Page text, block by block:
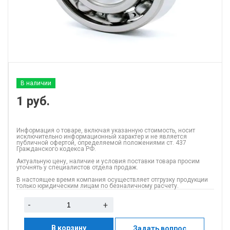
В наличии
1 руб.
Информация о товаре, включая указанную стоимость, носит
исключительно информационный характер и не является
публичной офертой, определяемой положениями ст. 437
Гражданского кодекса РФ.
Актуальную цену, наличие и условия поставки товара просим
уточнять у специалистов отдела продаж.
В настоящее время компания осуществляет отгрузку продукции
только юридическим лицам по безналичному расчету.
- +
В корзину